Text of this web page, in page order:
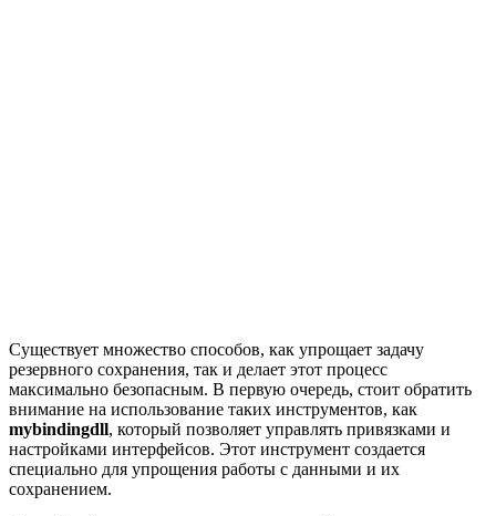
Существует множество способов, как упрощает задачу
резервного сохранения, так и делает этот процесс
максимально безопасным. В первую очередь, стоит обратить
внимание на использование таких инструментов, как
mybindingdll, который позволяет управлять привязками и
настройками интерфейсов. Этот инструмент создается
специально для упрощения работы с данными и их
сохранением.